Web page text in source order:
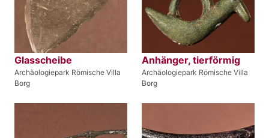
Glasscheibe
Archäologiepark Römische Villa
Borg
Anhänger, tierförmig
Archäologiepark Römische Villa
Borg